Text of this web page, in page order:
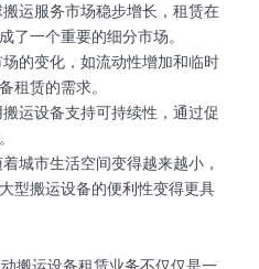
运服务市场稳步增长，租赁在
了一个重要的细分市场。
的变化，如流动性增加和临时
租赁的需求。
运设备支持可持续性，通过促
城市生活空间变得越来越小，
型搬运设备的便利性变得更具